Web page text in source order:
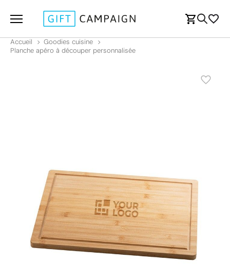
Accueil
Goodies cuisine
Planche apéro à découper personnalisée